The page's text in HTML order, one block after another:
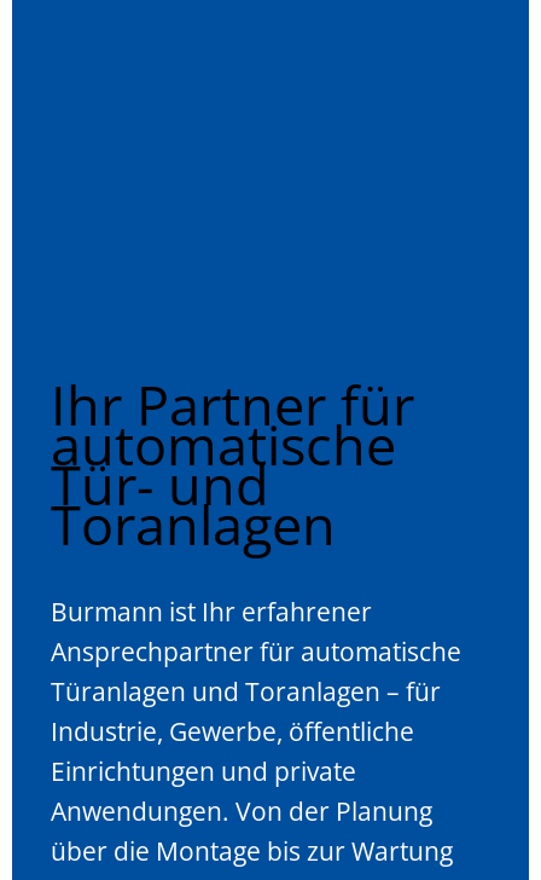
Ihr Partner für
automatische
Tür- und
Toranlagen
Burmann ist Ihr erfahrener
Ansprechpartner für automatische
Türanlagen und Toranlagen – für
Industrie, Gewerbe, öffentliche
Einrichtungen und private
Anwendungen. Von der Planung
über die Montage bis zur Wartung